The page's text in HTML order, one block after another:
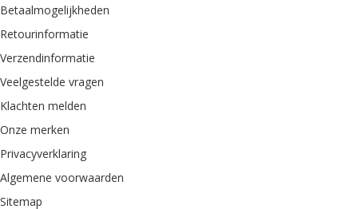
Betaalmogelijkheden
Retourinformatie
Verzendinformatie
Veelgestelde vragen
Klachten melden
Onze merken
Privacyverklaring
Algemene voorwaarden
Sitemap